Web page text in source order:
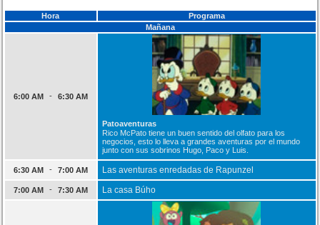
Hora
Programa
Mañana
6:00 AM - 6:30 AM
Patoaventuras
Rico McPato tiene un buen sentido del olfato para los
negocios, esto lo lleva a grandes aventuras por el mundo
junto con sus sobrinos Hugo, Paco y Luis.
6:30 AM - 7:00 AM Las aventuras enredadas de Rapunzel
7:00 AM - 7:30 AM La casa Búho